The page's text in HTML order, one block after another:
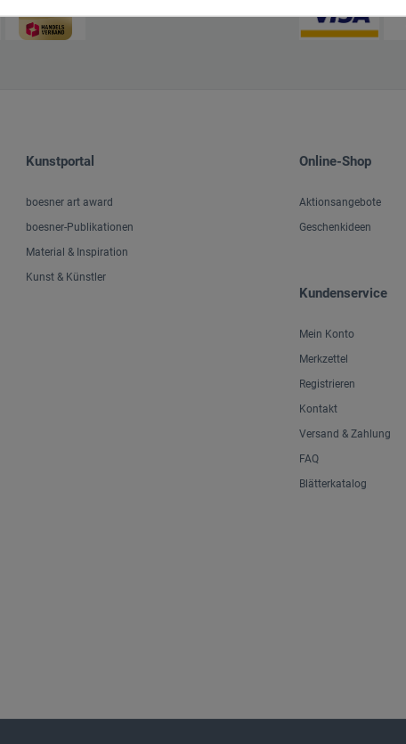
Kunstportal
boesner art award
boesner-Publikationen
Material & Inspiration
Kunst & Künstler
Online-Shop
Aktionsangebote
Geschenkideen
Kundenservice
Mein Konto
Merkzettel
Registrieren
Kontakt
Versand & Zahlung
FAQ
Blätterkatalog